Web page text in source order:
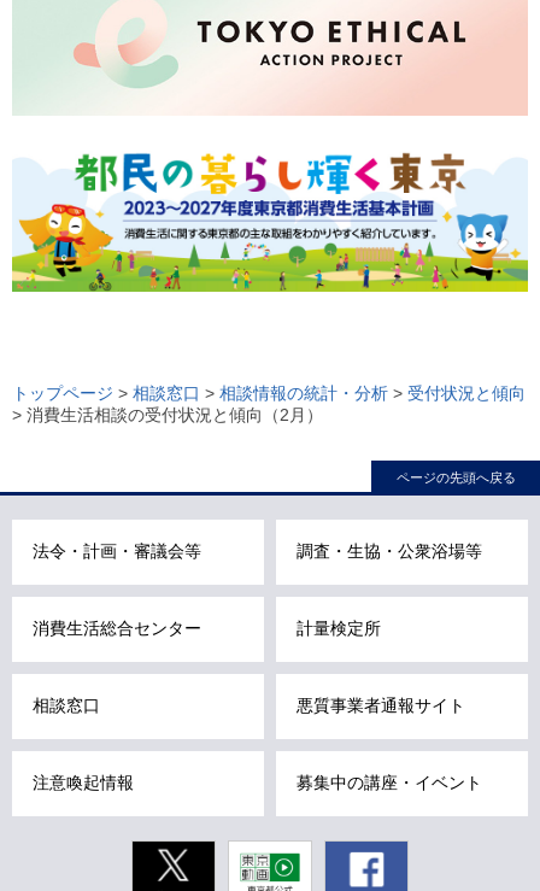
ー
カ
トップページ > 相談窓口 > 相談情報の統計・分析 > 受付状況と傾向
> 消費生活相談の受付状況と傾向（2月）
ページの先頭へ戻る
法令・計画・審議会等 調査・生協・公衆浴場等
消費生活総合センター 計量検定所
相談窓口 悪質事業者通報サイト
注意喚起情報 募集中の講座・イベント
Twitter
東京動画
東京都公式
Facebook